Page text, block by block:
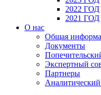
2022 ГОД
2021 ГОД
О нас
Общая
Документы
Экспертный
Партнеры
Аналитический